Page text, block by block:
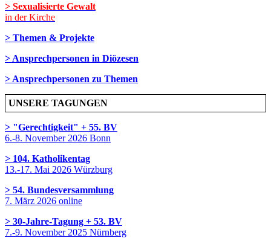
> Sexualisierte Gewalt
in der Kirche
> Themen & Projekte
> Ansprechpersonen in Diözesen
> Ansprechpersonen zu Themen
UNSERE TAGUNGEN
> "Gerechtigkeit" + 55. BV
6.-8. November 2026 Bonn
> 104. Katholikentag
13.-17. Mai 2026 Würzburg
> 54. Bundesversammlung
7. März 2026 online
> 30-Jahre-Tagung + 53. BV
7.-9. November 2025 Nürnberg